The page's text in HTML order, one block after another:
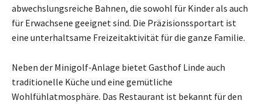
abwechslungsreiche Bahnen, die sowohl für Kinder als auch
für Erwachsene geeignet sind. Die Präzisionssportart ist
eine unterhaltsame Freizeitaktivität für die ganze Familie.
Neben der Minigolf-Anlage bietet Gasthof Linde auch
traditionelle Küche und eine gemütliche
Wohlfühlatmosphäre. Das Restaurant ist bekannt für den